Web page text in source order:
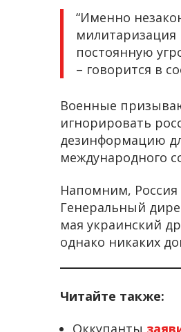
“Именно
милитаризация
постоянную
– говорится в
Военные
игнорировать
дезинформацию
международного
Напомним, Россия
Генеральный
мая украинский
однако никаких
Читайте также: